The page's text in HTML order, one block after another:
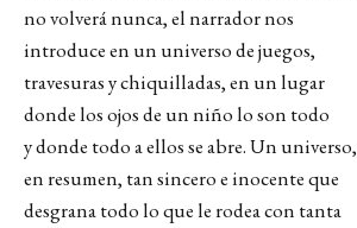
no volverá nunca, el narrador nos
introduce en un universo de juegos,
travesuras y chiquilladas, en un lugar
donde los ojos de un niño lo son todo
y donde todo a ellos se abre. Un universo,
en resumen, tan sincero e inocente que
desgrana todo lo que le rodea con tanta